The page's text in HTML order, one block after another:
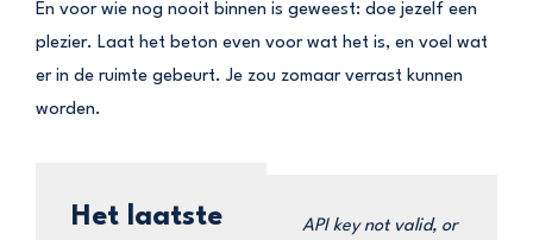
En voor wie nog nooit binnen is geweest: doe jezelf een
plezier. Laat het beton even voor wat het is, en voel wat
er in de ruimte gebeurt. Je zou zomaar verrast kunnen
worden.
Het laatste
API key not valid, or